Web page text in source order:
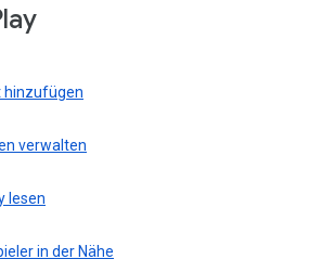
hinzufügen
verwalten
lesen
in der Nähe